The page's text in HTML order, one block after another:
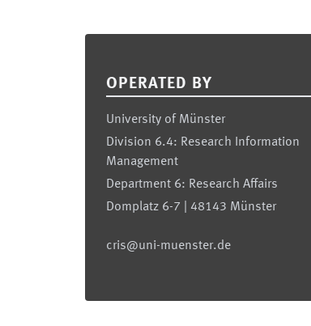
OPERATED BY
University of Münster
Division 6.4: Research Information
Management
Department 6: Research Affairs
Domplatz 6-7 | 48143 Münster
cris@uni-muenster.de